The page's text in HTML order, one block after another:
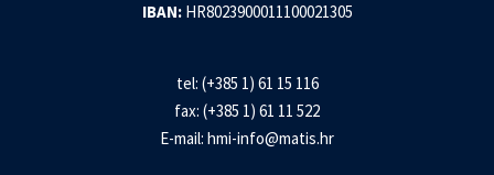
IBAN: HR8023900011100021305
tel: (+385 1) 61 15 116
fax: (+385 1) 61 11 522
E-mail: hmi-info@matis.hr